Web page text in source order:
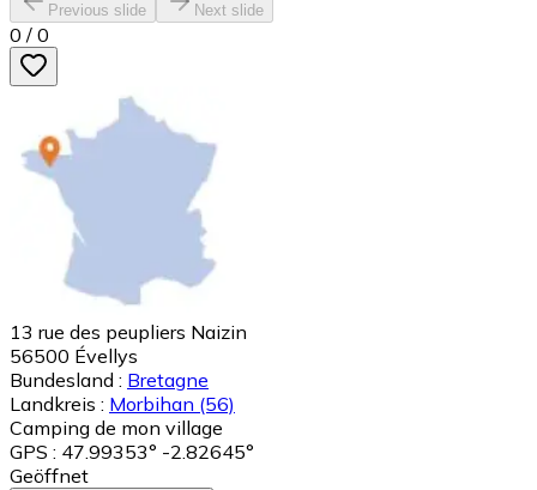
Previous slide Next slide
0 / 0
13 rue des peupliers Naizin
56500 Évellys
Bundesland : Bretagne
Landkreis : Morbihan (56)
Camping de mon village
GPS : 47.99353° -2.82645°
Geöffnet